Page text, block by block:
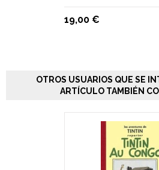
19,00 €
OTROS USUARIOS QUE SE
ARTÍCULO TAMBIÉN